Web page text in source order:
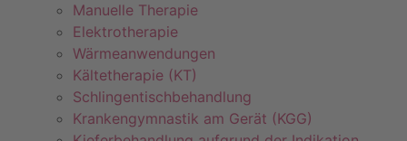
Manuelle Therapie
Elektrotherapie
Wärmeanwendungen
Kältetherapie (KT)
Schlingentischbehandlung
Krankengymnastik am Gerät (KGG)